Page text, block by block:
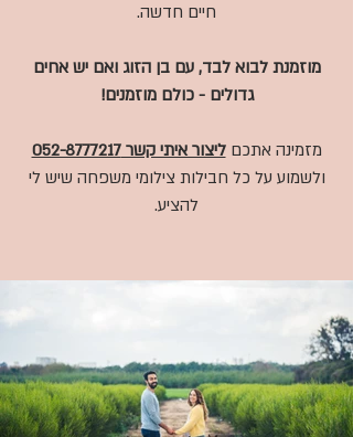
חיים חדשה.
מוזמנת לבוא לבד, עם בן הזוג ואם יש אחים
גדולים - כולם מוזמנים!
מזמינה אתכםליצור איתי קשר 052-8777217
ולשמוע על כל חבילות צילומי משפחה שיש לי
להציע.